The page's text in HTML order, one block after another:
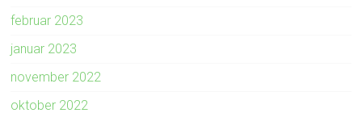
februar 2023
januar 2023
november 2022
oktober 2022